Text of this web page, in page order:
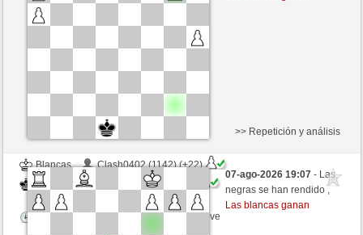
Tiempo: 5 minutes/side + 8 seconds/move
Blancas
Clash0402 (1142) (+22)
Negras
ONURB-2 (1127) (-15)
Tiempo: 3 minutes/side + 2 seconds/move
>> Repetición y análisis
07-ago-2026 19:07- Las
negras se han rendido ,
Las blancas ganan